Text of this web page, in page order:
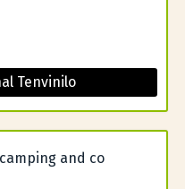
Tenvinilo